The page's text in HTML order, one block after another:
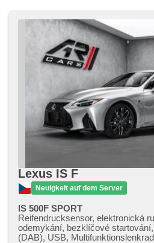
Lexus IS F
Neuigkeit auf dem Server
IS 500F SPORT
Reifendrucksensor, elektronická
odemykání, bezklíčové
(DAB), USB,